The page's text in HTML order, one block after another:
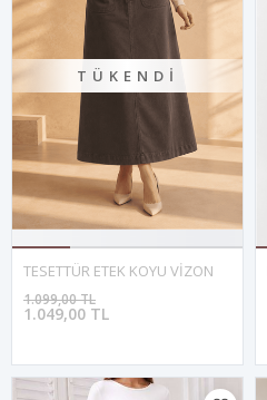
TÜKENDI
TESETTÜR ETEK KOYU VİZON
1.049,00 TL
1.099,00 TL